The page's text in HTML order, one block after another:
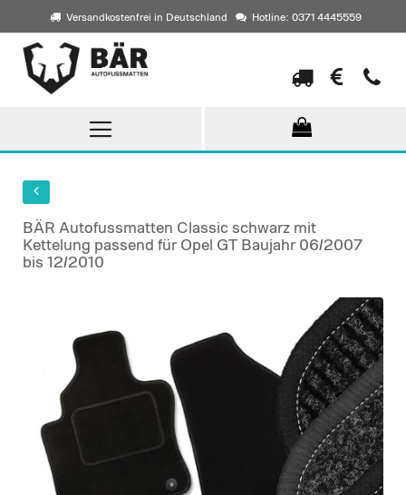
Versandkostenfrei in Deutschland Hotline: 0371 4445559
Direkt
zum
Inhalt
BÄR Autofussmatten Classic schwarz mit
Kettelung passend für Opel GT Baujahr 06/2007
bis 12/2010
images
gallery